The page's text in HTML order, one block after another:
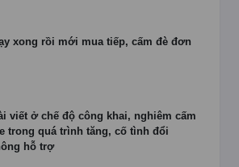
xong rồi mới mua tiếp, cấm đè đơn
viết ở chế độ công khai, nghiêm cấm
trong quá trình tăng, cố tình đổi
hỗ trợ